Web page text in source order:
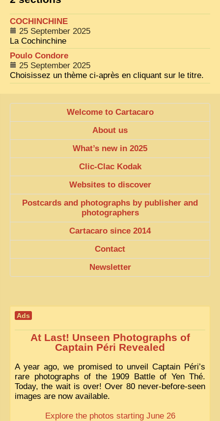
COCHINCHINE
25 September 2025
La Cochinchine
Poulo Condore
25 September 2025
Choisissez un thème ci-après en cliquant sur le titre.
Welcome to Cartacaro
About us
What’s new in 2025
Clic-Clac Kodak
Websites to discover
Postcards and photographs by publisher and
photographers
Cartacaro since 2014
Contact
Newsletter
Ads
At Last! Unseen Photographs of
Captain Péri Revealed
A year ago, we promised to unveil Captain Péri’s
rare photographs of the 1909 Battle of Yen Thé.
Today, the wait is over! Over 80 never-before-seen
images are now available.
Explore the photos starting June 26